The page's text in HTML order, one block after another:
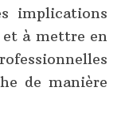
implications
à mettre en
de manière